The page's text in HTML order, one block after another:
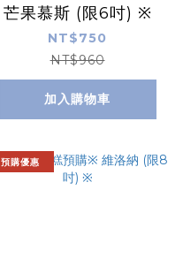
芒果慕斯 (限6吋) ※
NT$750
NT$960
加入購物車
預購優惠